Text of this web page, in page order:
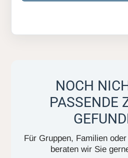
NOCH
PASSENDE
Für Gruppen, Familien
beraten wir Sie